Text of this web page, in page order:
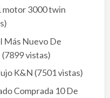
motor 3000 twin
Más Nuevo De
(7899 vistas)
K&N (7501 vistas)
Comprada 10 De